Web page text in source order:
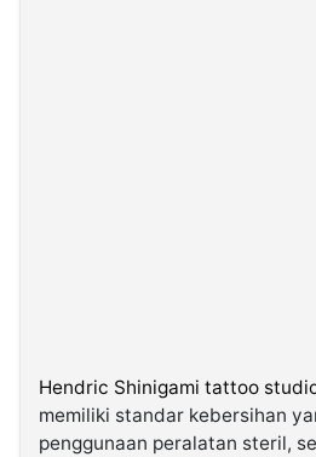
Hendric Shinigami tattoo
memiliki standar kebersihan
penggunaan peralatan steril,